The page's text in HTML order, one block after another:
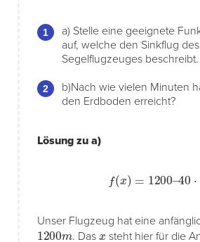
a) Stelle eine geeignete
auf, welche den Sinkflug des
Segelflugzeuges beschreibt.
b)Nach wie vielen Minuten
den Erdboden erreicht?
Lösung zu a)
f(x 1200– 40⋅
Unser Flugzeug hat eine
1200m. Dasx steht hier für die